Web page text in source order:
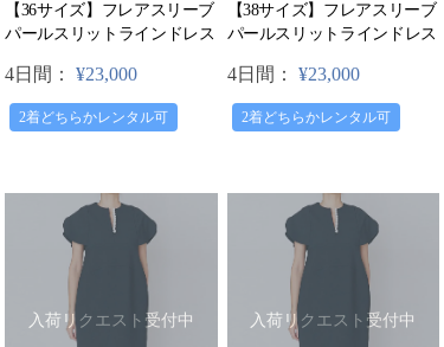
【36サイズ】フレアスリーブ
パールスリットラインドレス
4日間： ¥23,000
2着どちらかレンタル可
【38サイズ】フレアスリーブ
パールスリットラインドレス
4日間： ¥23,000
2着どちらかレンタル可
入荷リクエスト受付中 入荷リクエスト受付中